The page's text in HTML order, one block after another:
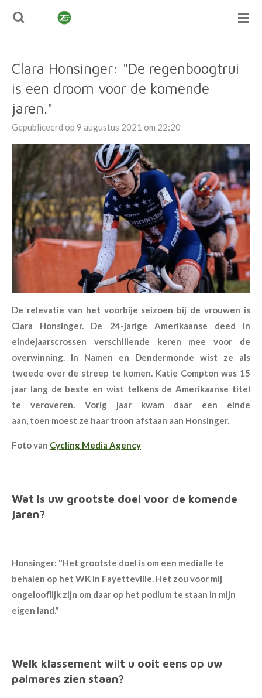
Ga
hoofdinhoud
Clara Honsinger: "De regenboogtrui
is een droom voor de komende
jaren."
Gepubliceerd op 9 augustus 2021 om 22:20
De relevatie van het voorbije seizoen bij de vrouwen is
Clara Honsinger. De 24-jarige Amerikaanse deed in
eindejaarscrossen verschillende keren mee voor de
overwinning. In Namen en Dendermonde wist ze als
tweede over de streep te komen. Katie Compton was 15
jaar lang de beste en wist telkens de Amerikaanse titel
te veroveren. Vorig jaar kwam daar een einde
aan, toen moest ze haar troon afstaan aan Honsinger.
Foto van Cycling Media Agency
Wat is uw grootste doel voor de komende
jaren?
Honsinger: "Het grootste doel is om een medialle te
behalen op het WK in Fayetteville. Het zou voor mij
ongelooflijk zijn om daar op het podium te staan in mijn
eigen land."
Welk klassement wilt u ooit eens op uw
palmares zien staan?